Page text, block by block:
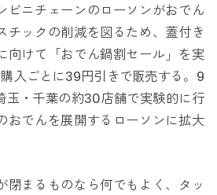
ビニチェーンのローソンがおでん
チックの削減を図るため、蓋付き
向けて「おでん鍋割セール」を実
入ごとに39円引きで販売する。9
玉・千葉の約30店舗で実験的に行
おでんを展開するローソンに拡大
閉まるものなら何でもよく、タッ